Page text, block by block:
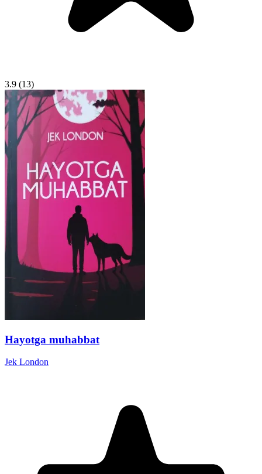
3.9 (13)
Hayotga muhabbat
Jek London